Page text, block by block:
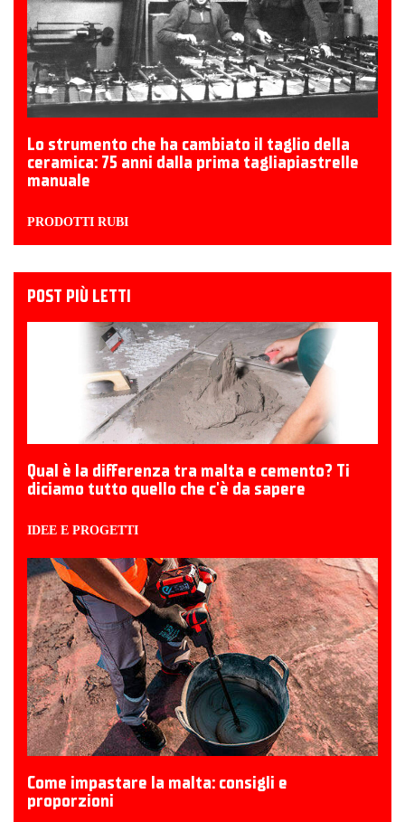
Lo strumento che ha cambiato il taglio della
ceramica: 75 anni dalla prima tagliapiastrelle
manuale
PRODOTTI RUBI
POST PIÙ LETTI
Qual è la differenza tra malta e cemento? Ti
diciamo tutto quello che c'è da sapere
IDEE E PROGETTI
Come impastare la malta: consigli e
proporzioni